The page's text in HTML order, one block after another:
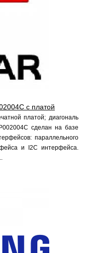
с платой
платой; диагональ
сделан на базе
параллельного
и I2C интерфейса.